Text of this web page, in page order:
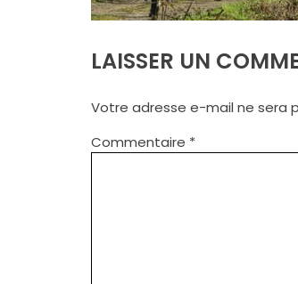
LAISSER UN
Votre adresse e-mail ne sera
Commentaire *